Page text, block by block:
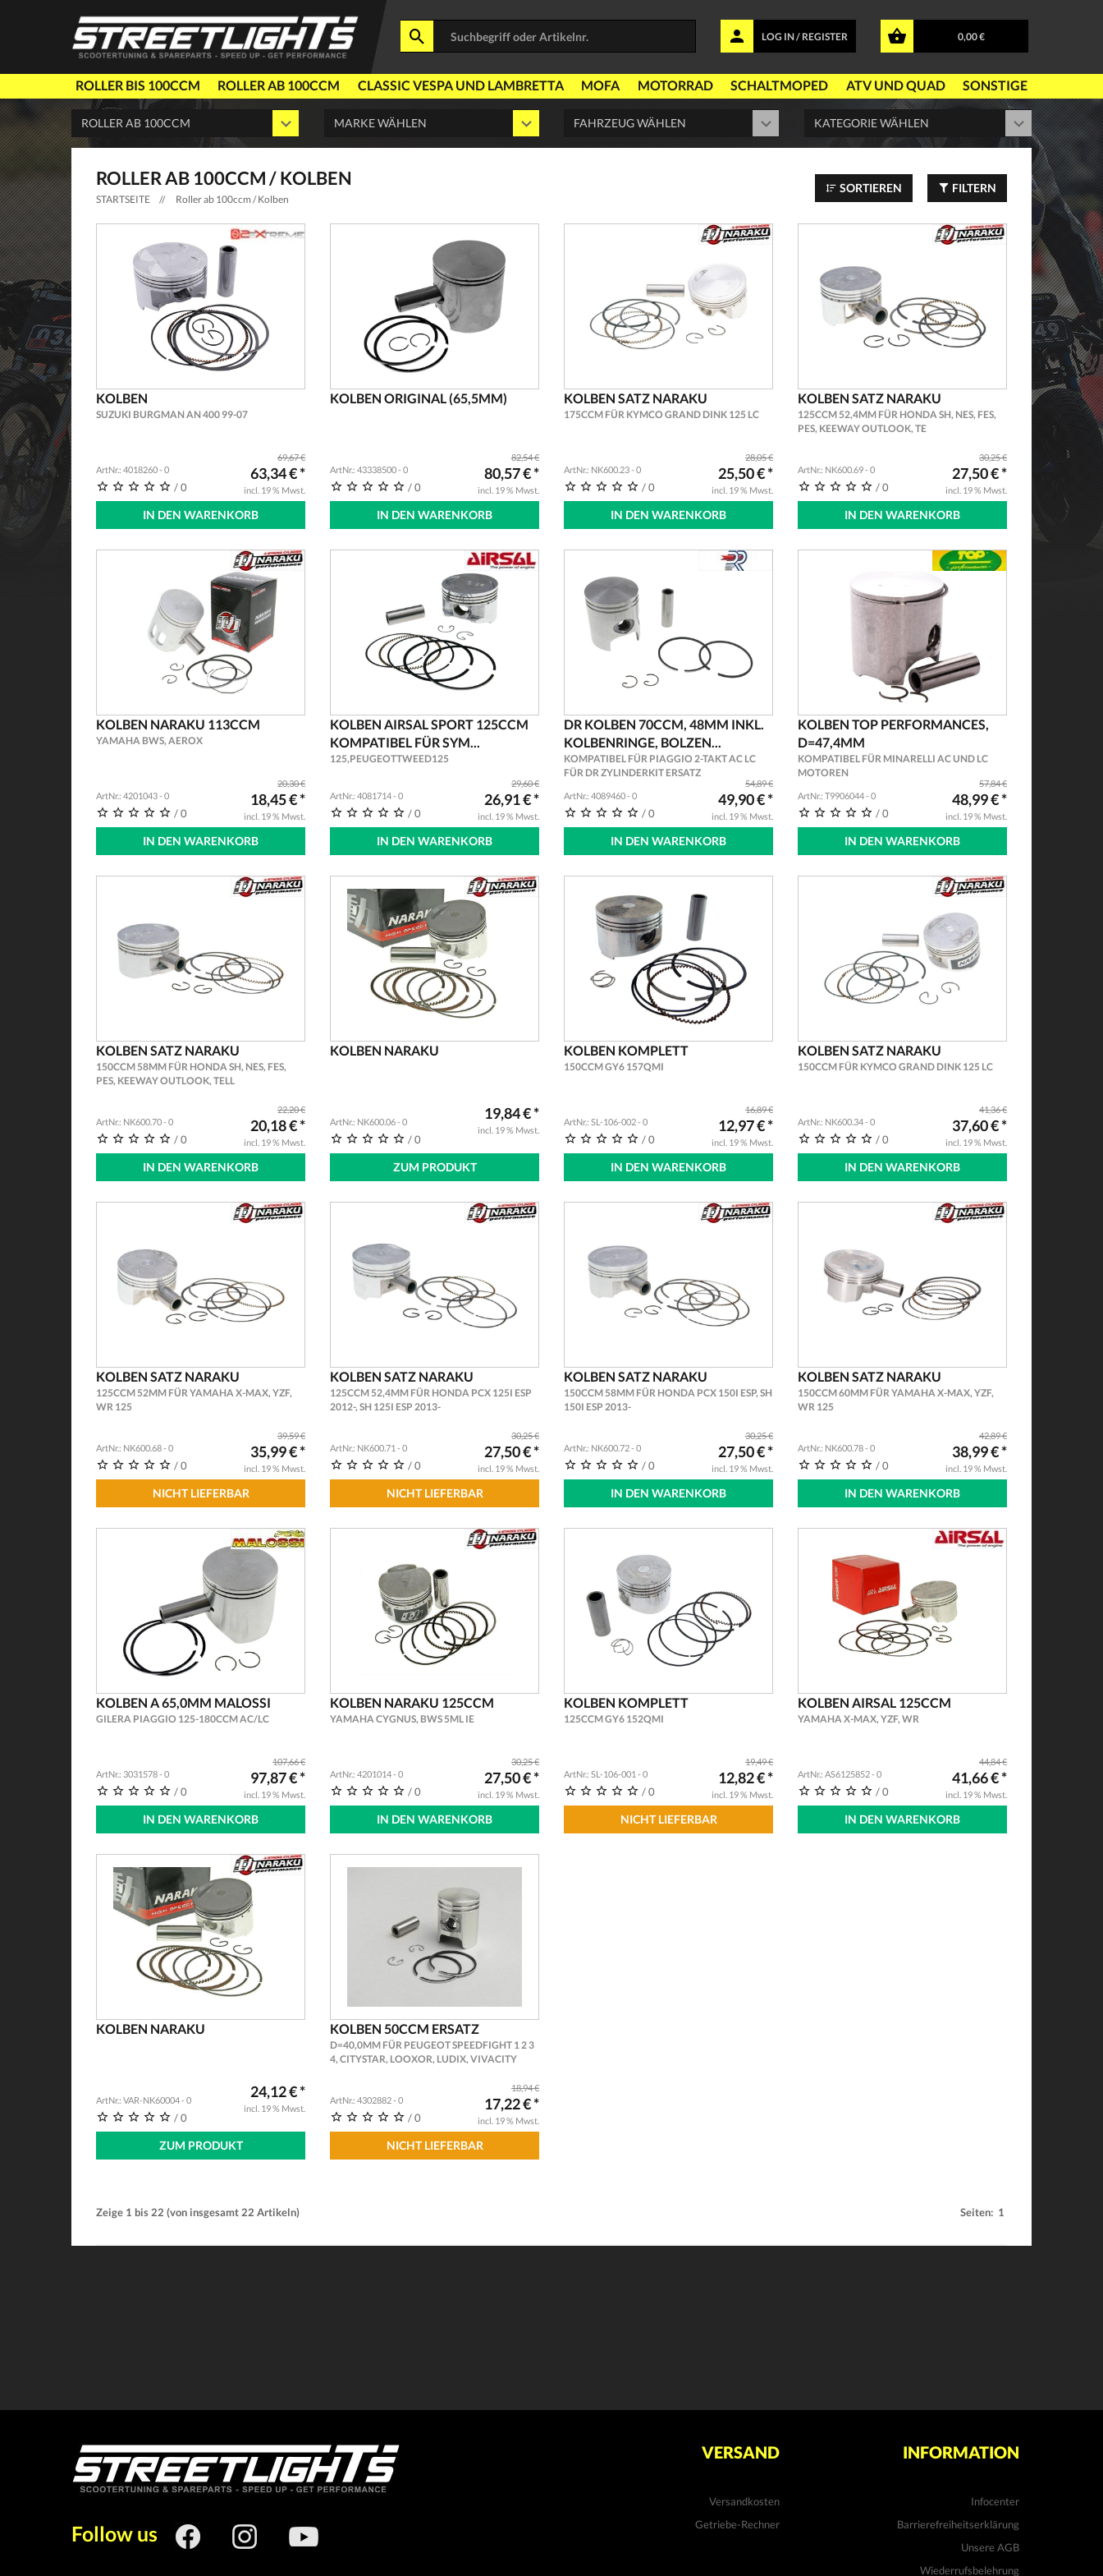
LOG IN / REGISTER 0,00 €
ROLLER BIS 100CCM ROLLER AB 100CCM CLASSIC VESPA UND LAMBRETTA MOFA MOTORRAD SCHALTMOPED ATV UND QUAD SONSTIGE
ROLLER AB 100CCM / KOLBEN
STARTSEITE // Roller ab 100ccm / Kolben
SORTIEREN FILTERN
KOLBEN
SUZUKI BURGMAN AN 400 99-07
ArtNr.: 4018260 - 0
/ 0
69,67 €
63,34 € *
incl. 19 % Mwst.
IN DEN WARENKORB
KOLBEN ORIGINAL (65,5MM)
ArtNr.: 43338500 - 0
/ 0
82,54 €
80,57 € *
incl. 19 % Mwst.
IN DEN WARENKORB
KOLBEN SATZ NARAKU
175CCM FÜR KYMCO GRAND DINK 125 LC
ArtNr.: NK600.23 - 0
/ 0
28,05 €
25,50 € *
incl. 19 % Mwst.
IN DEN WARENKORB
KOLBEN SATZ NARAKU
125CCM 52,4MM FÜR HONDA SH, NES, FES,
PES, KEEWAY OUTLOOK, TE
ArtNr.: NK600.69 - 0
/ 0
30,25 €
27,50 € *
incl. 19 % Mwst.
IN DEN WARENKORB
KOLBEN NARAKU 113CCM
YAMAHA BWS, AEROX
ArtNr.: 4201043 - 0
/ 0
20,30 €
18,45 € *
incl. 19 % Mwst.
IN DEN WARENKORB
KOLBEN AIRSAL SPORT 125CCM
KOMPATIBEL FÜR SYM...
125,PEUGEOTTWEED125
ArtNr.: 4081714 - 0
/ 0
29,60 €
26,91 € *
incl. 19 % Mwst.
IN DEN WARENKORB
DR KOLBEN 70CCM, 48MM INKL.
KOLBENRINGE, BOLZEN...
KOMPATIBEL FÜR PIAGGIO 2-TAKT AC LC
FÜR DR ZYLINDERKIT ERSATZ
ArtNr.: 4089460 - 0
/ 0
54,89 €
49,90 € *
incl. 19 % Mwst.
IN DEN WARENKORB
KOLBEN TOP PERFORMANCES,
D=47,4MM
KOMPATIBEL FÜR MINARELLI AC UND LC
MOTOREN
ArtNr.: T9906044 - 0
/ 0
57,84 €
48,99 € *
incl. 19 % Mwst.
IN DEN WARENKORB
KOLBEN SATZ NARAKU
150CCM 58MM FÜR HONDA SH, NES, FES,
PES, KEEWAY OUTLOOK, TELL
ArtNr.: NK600.70 - 0
/ 0
22,20 €
20,18 € *
incl. 19 % Mwst.
IN DEN WARENKORB
KOLBEN NARAKU
ArtNr.: NK600.06 - 0
/ 0
19,84 € *
incl. 19 % Mwst.
ZUM PRODUKT
KOLBEN KOMPLETT
150CCM GY6 157QMI
ArtNr.: SL-106-002 - 0
/ 0
16,89 €
12,97 € *
incl. 19 % Mwst.
IN DEN WARENKORB
KOLBEN SATZ NARAKU
150CCM FÜR KYMCO GRAND DINK 125 LC
ArtNr.: NK600.34 - 0
/ 0
41,36 €
37,60 € *
incl. 19 % Mwst.
IN DEN WARENKORB
KOLBEN SATZ NARAKU
125CCM 52MM FÜR YAMAHA X-MAX, YZF,
WR 125
ArtNr.: NK600.68 - 0
/ 0
39,59 €
35,99 € *
incl. 19 % Mwst.
NICHT LIEFERBAR
KOLBEN SATZ NARAKU
125CCM 52,4MM FÜR HONDA PCX 125I ESP
2012-, SH 125I ESP 2013-
ArtNr.: NK600.71 - 0
/ 0
30,25 €
27,50 € *
incl. 19 % Mwst.
NICHT LIEFERBAR
KOLBEN SATZ NARAKU
150CCM 58MM FÜR HONDA PCX 150I ESP, SH
150I ESP 2013-
ArtNr.: NK600.72 - 0
/ 0
30,25 €
27,50 € *
incl. 19 % Mwst.
IN DEN WARENKORB
KOLBEN SATZ NARAKU
150CCM 60MM FÜR YAMAHA X-MAX, YZF,
WR 125
ArtNr.: NK600.78 - 0
/ 0
42,89 €
38,99 € *
incl. 19 % Mwst.
IN DEN WARENKORB
KOLBEN A 65,0MM MALOSSI
GILERA PIAGGIO 125-180CCM AC/LC
ArtNr.: 3031578 - 0
/ 0
107,66 €
97,87 € *
incl. 19 % Mwst.
IN DEN WARENKORB
KOLBEN NARAKU 125CCM
YAMAHA CYGNUS, BWS 5ML IE
ArtNr.: 4201014 - 0
/ 0
30,25 €
27,50 € *
incl. 19 % Mwst.
IN DEN WARENKORB
KOLBEN KOMPLETT
125CCM GY6 152QMI
ArtNr.: SL-106-001 - 0
/ 0
19,49 €
12,82 € *
incl. 19 % Mwst.
NICHT LIEFERBAR
KOLBEN AIRSAL 125CCM
YAMAHA X-MAX, YZF, WR
ArtNr.: AS6125852 - 0
/ 0
44,84 €
41,66 € *
incl. 19 % Mwst.
IN DEN WARENKORB
KOLBEN NARAKU
ArtNr.: VAR-NK60004 - 0
/ 0
24,12 € *
incl. 19 % Mwst.
ZUM PRODUKT
KOLBEN 50CCM ERSATZ
D=40,0MM FÜR PEUGEOT SPEEDFIGHT 1 2 3
4, CITYSTAR, LOOXOR, LUDIX, VIVACITY
ArtNr.: 4302882 - 0
/ 0
18,94 €
17,22 € *
incl. 19 % Mwst.
NICHT LIEFERBAR
Zeige 1 bis 22 (von insgesamt 22 Artikeln) Seiten: 1
Follow us
VERSAND
Versandkosten
Getriebe-Rechner
INFORMATION
Infocenter
Barrierefreiheitserklärung
Unsere AGB
Wiederrufsbelehrung